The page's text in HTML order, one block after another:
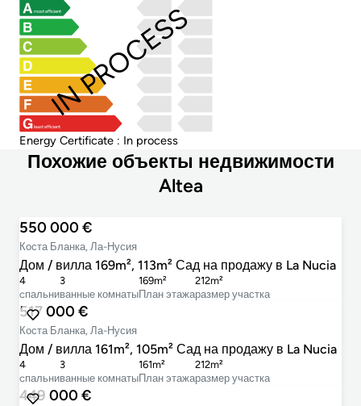
most efficient
least efficient
IN PROCESS
Energy Certificate : In process
Похожие объекты недвижимости
Altea
550 000 €
Коста Бланка, Ла-Нусия
Дом / вилла 169m², 113m² Сад на продажу в La Nucia
cпальни
4
ванные комнаты
3
План этажа
169m²
размер участка
212m²
517 000 €
Коста Бланка, Ла-Нусия
Дом / вилла 161m², 105m² Сад на продажу в La Nucia
cпальни
4
ванные комнаты
3
План этажа
161m²
размер участка
212m²
449 000 €